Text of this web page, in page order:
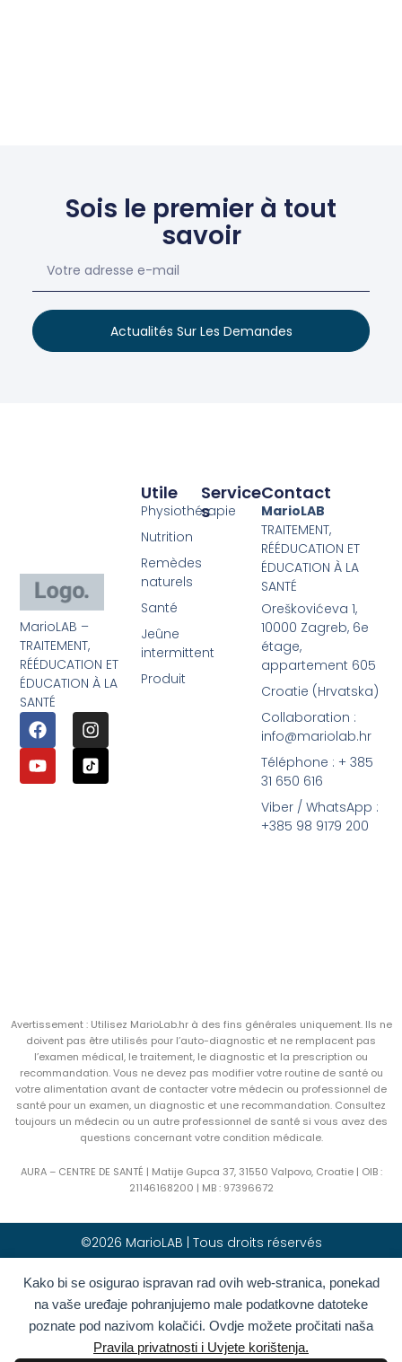
Kako bi se osigurao ispravan rad ovih web-stranica, ponekad
na vaše uređaje pohranjujemo male podatkovne datoteke
poznate pod nazivom kolačići. Ovdje možete pročitati naša
Pravila privatnosti i Uvjete korištenja.
Sois le premier à tout
savoir
Actualités Sur Les Demandes
MarioLAB –
TRAITEMENT,
RÉÉDUCATION ET
ÉDUCATION À LA
SANTÉ
Service
S
Utile
Physiothérapie
Nutrition
Remèdes
naturels
Santé
Jeûne
intermittent
Produit
Contact
MarioLAB
TRAITEMENT,
RÉÉDUCATION ET
ÉDUCATION À LA
SANTÉ
Oreškovićeva 1,
10000 Zagreb, 6e
étage,
appartement 605
Croatie (Hrvatska)
Collaboration :
info@mariolab.hr
Téléphone : + 385
31 650 616
Viber / WhatsApp :
+385 98 9179 200
Avertissement : Utilisez MarioLab.hr à des fins générales uniquement. Ils ne
doivent pas être utilisés pour l’auto-diagnostic et ne remplacent pas
l’examen médical, le traitement, le diagnostic et la prescription ou
recommandation. Vous ne devez pas modifier votre routine de santé ou
votre alimentation avant de contacter votre médecin ou professionnel de
santé pour un examen, un diagnostic et une recommandation. Consultez
toujours un médecin ou un autre professionnel de santé si vous avez des
questions concernant votre condition médicale.
AURA – CENTRE DE SANTÉ | Matije Gupca 37, 31550 Valpovo, Croatie | OIB :
21146168200 | MB : 97396672
©2026 MarioLAB | Tous droits réservés
Hrvatski( Croate) English(Anglais)
Deutsch (Allemand) Polski(Polonais)
Română (Roumain) Italiano (Italien)